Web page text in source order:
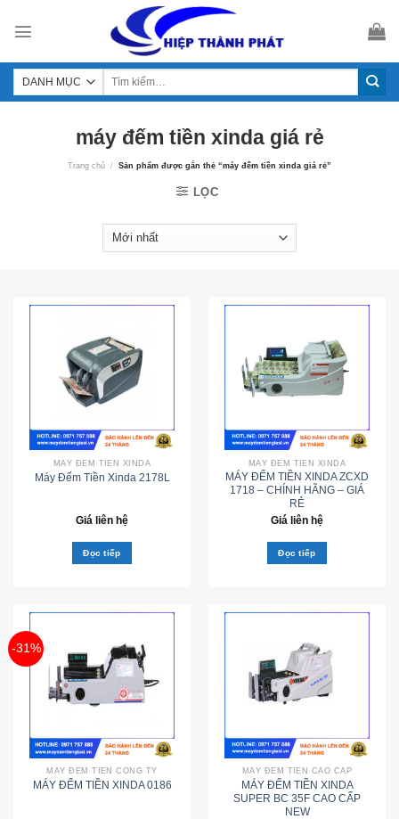
máy đếm tiền xinda giá rẻ
Trang chủ / Sản phẩm được gắn thẻ “máy đếm tiền xinda giá rẻ”
LỌC
MÁY ĐẾM TIỀN XINDA
Máy Đếm Tiền Xinda 2178L
Giá liên hệ
Đọc tiếp
MÁY ĐẾM TIỀN XINDA
MÁY ĐẾM TIỀN XINDA ZCXD
1718 – CHÍNH HÃNG – GIÁ
RẺ
Giá liên hệ
Đọc tiếp
-31%
MÁY ĐẾM TIỀN CÔNG TY
MÁY ĐẾM TIỀN XINDA 0186
MÁY ĐẾM TIỀN CAO CẤP
MÁY ĐẾM TIỀN XINDA
SUPER BC 35F CAO CẤP
NEW